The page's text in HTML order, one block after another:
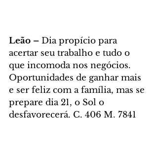
Leão – Dia propício para
acertar seu trabalho e tudo o
que incomoda nos negócios.
Oportunidades de ganhar mais
e ser feliz com a família, mas se
prepare dia 21, o Sol o
desfavorecerá. C. 406 M. 7841